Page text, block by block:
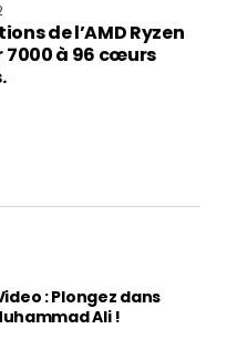
de l’AMD Ryzen
7000 à 96 cœurs
: Plongez dans
Ali !